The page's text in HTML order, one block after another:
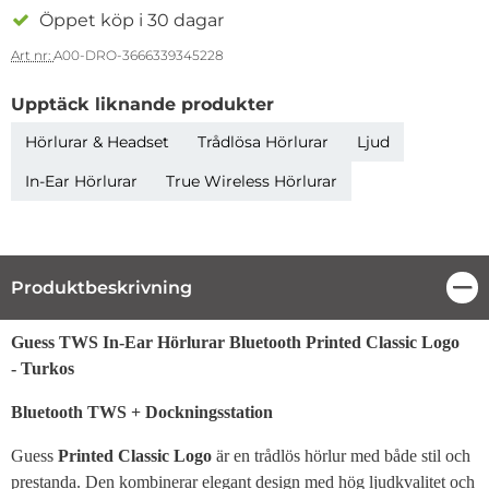
Öppet köp i 30 dagar
Art nr: A00-DRO-3666339345228
Upptäck liknande produkter
Hörlurar & Headset Trådlösa Hörlurar
Ljud
In-Ear Hörlurar
True Wireless Hörlurar
Produktbeskrivning
Produktbeskrivning
Guess TWS In-Ear Hörlurar Bluetooth Printed Classic Logo
- Turkos
Bluetooth TWS + Dockningsstation
Guess Printed Classic Logo är en trådlös hörlur med både stil och
prestanda. Den kombinerar elegant design med hög ljudkvalitet och